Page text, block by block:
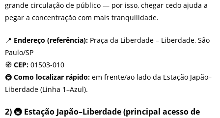
grande circulação de público — por isso, chegar cedo ajuda a
pegar a concentração com mais tranquilidade.
📍 Endereço (referência): Praça da Liberdade – Liberdade, São
Paulo/SP
🧭 CEP: 01503-010
🚇 Como localizar rápido: em frente/ao lado da Estação Japão–
Liberdade (Linha 1–Azul).
2) 🚇 Estação Japão–Liberdade (principal acesso de